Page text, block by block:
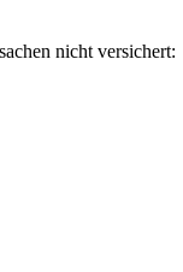
nicht versichert: